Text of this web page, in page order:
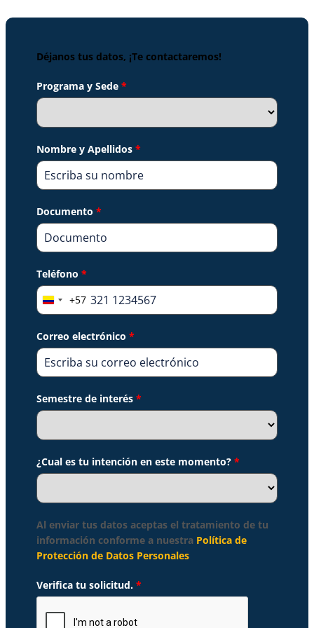
Déjanos tus datos, ¡Te contactaremos!
Programa y Sede *
Nombre y Apellidos *
Documento *
Teléfono *
Colombia
+57
+57
Correo electrónico *
Semestre de interés *
¿Cual es tu intención en este momento? *
Al enviar tus datos aceptas el tratamiento de tu
información conforme a nuestra Política de
Protección de Datos Personales
Verifica tu solicitud. *